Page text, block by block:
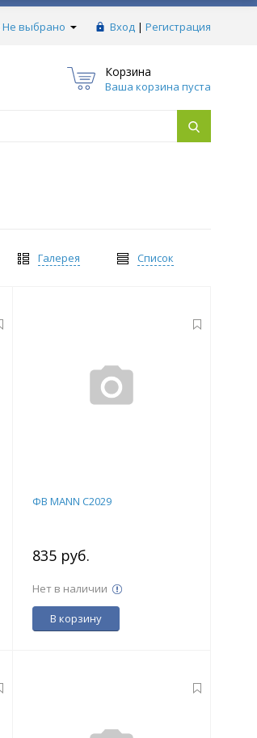
Не выбрано Вход | Регистрация
Корзина
Ваша корзина пуста
Список
Галерея
ФВ MANN C2029
835 руб.
Нет в наличии
В корзину